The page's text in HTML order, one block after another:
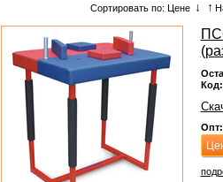
Сортировать по: Цене ↓ ↑
Код:
Опт: